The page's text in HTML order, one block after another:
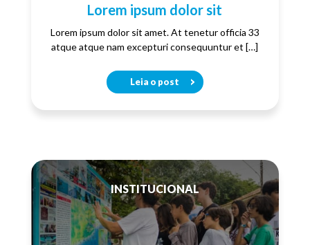
Lorem ipsum dolor sit
Lorem ipsum dolor sit amet. At tenetur officia 33
atque atque nam excepturi consequuntur et […]
Leia o post
INSTITUCIONAL